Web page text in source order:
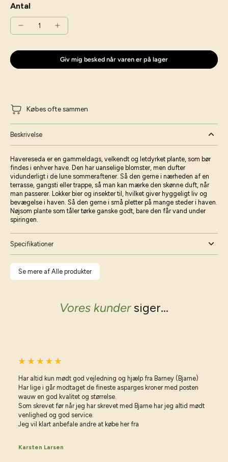
Antal
Giv mig besked når varen er på lager
Købes ofte sammen
Beskrivelse
Havereseda er en gammeldags, velkendt og letdyrket plante, som bør
findes i enhver have. Den har uanselige blomster, men dufter
vidunderligt i de lune sommeraftener. Så den gerne i nærheden af en
terrasse, gangsti eller trappe, så man kan mærke den skønne duft, når
man passerer. Lokker bier og insekter til, hvilket giver hyggeligt liv og
bevægelse i haven. Så den gerne i små pletter på mange steder i haven.
Nøjsom plante som tåler tørke ganske godt, bare den får vand under
spiringen.
Specifikationer
Se mere af Alle produkter
Vores kundersiger...
Har altid kun mødt god vejledning og hjælp fra Barney (Bjarne)
Har lige i går modtaget de fineste asparges kroner med posten
wauw en god kvalitet og størrelse.
Som skrevet før når jeg har skrevet med Bjarne har jeg altid mødt
venlighed og god service.
Jeg vil klart anbefale andre at købe her fra
Karsten Larsen